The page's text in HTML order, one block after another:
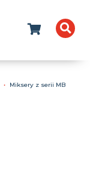
Miksery z serii MB